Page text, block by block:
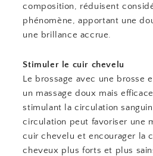
composition, réduisent
phénomène, apportant une
une brillance accrue.
Stimuler le cuir chevelu
Le brossage avec une brosse
un massage doux mais
stimulant la circulation
circulation peut favoriser une
cuir chevelu et encourager la
cheveux plus forts et plus